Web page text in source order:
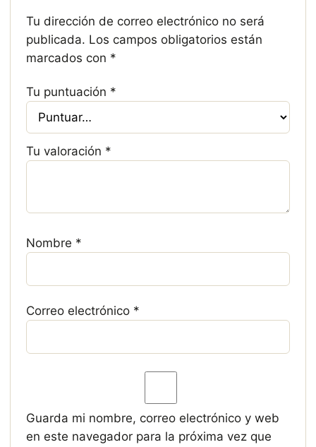
Tu dirección de correo electrónico no será
publicada. Los campos obligatorios están
marcados con *
Tu puntuación *
Tu valoración *
Nombre *
Correo electrónico *
Guarda mi nombre, correo electrónico y web
en este navegador para la próxima vez que